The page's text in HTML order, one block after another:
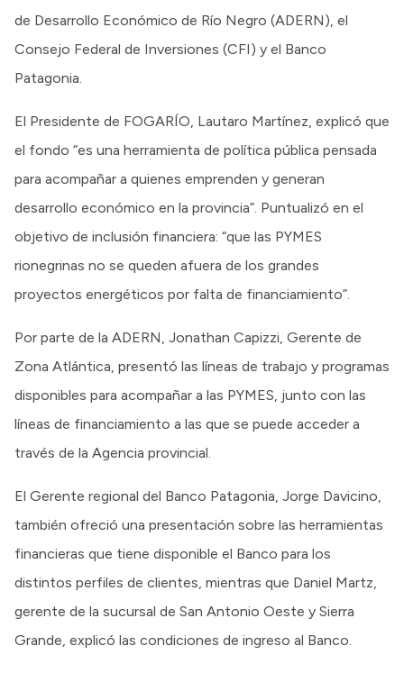
de Desarrollo Económico de Río Negro (ADERN), el
Consejo Federal de Inversiones (CFI) y el Banco
Patagonia.
El Presidente de FOGARÍO, Lautaro Martínez, explicó que
el fondo “es una herramienta de política pública pensada
para acompañar a quienes emprenden y generan
desarrollo económico en la provincia”. Puntualizó en el
objetivo de inclusión financiera: “que las PYMES
rionegrinas no se queden afuera de los grandes
proyectos energéticos por falta de financiamiento”.
Por parte de la ADERN, Jonathan Capizzi, Gerente de
Zona Atlántica, presentó las líneas de trabajo y programas
disponibles para acompañar a las PYMES, junto con las
líneas de financiamiento a las que se puede acceder a
través de la Agencia provincial.
El Gerente regional del Banco Patagonia, Jorge Davicino,
también ofreció una presentación sobre las herramientas
financieras que tiene disponible el Banco para los
distintos perfiles de clientes, mientras que Daniel Martz,
gerente de la sucursal de San Antonio Oeste y Sierra
Grande, explicó las condiciones de ingreso al Banco.